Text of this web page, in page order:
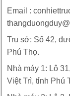
Email :
Trụ sở: Số 42,
Phú Thọ.
Nhà máy 1: Lô
Việt Trì, tỉnh Phú